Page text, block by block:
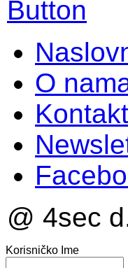
O
@ 4sec
Korisničko Ime